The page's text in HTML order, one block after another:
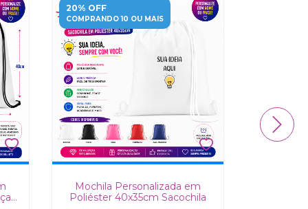
20% OFF
COMPRANDO 10 OU MAIS
Mochila Personalizada em
Poliéster 40x35cm Sacochila